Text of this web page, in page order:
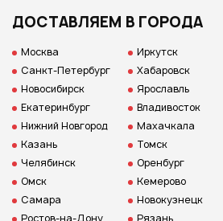
ДОСТАВЛЯЕМ В ГОРОДА
Москва
Санкт-Петербург
Новосибирск
Екатеринбург
Нижний Новгород
Казань
Челябинск
Омск
Самара
Ростов-на-Дону
Иркутск
Хабаровск
Ярославль
Владивосток
Махачкала
Томск
Оренбург
Кемерово
Новокузнецк
Рязань